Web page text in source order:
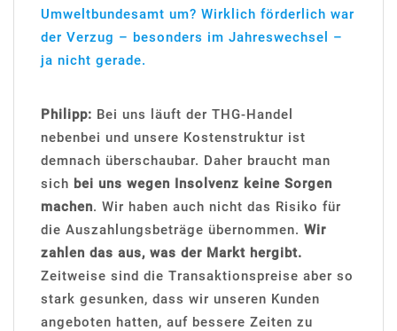
Umweltbundesamt um? Wirklich förderlich war
der Verzug – besonders im Jahreswechsel –
ja nicht gerade.
Philipp: Bei uns läuft der THG-Handel
nebenbei und unsere Kostenstruktur ist
demnach überschaubar. Daher braucht man
sich bei uns wegen Insolvenz keine Sorgen
machen. Wir haben auch nicht das Risiko für
die Auszahlungsbeträge übernommen. Wir
zahlen das aus, was der Markt hergibt.
Zeitweise sind die Transaktionspreise aber so
stark gesunken, dass wir unseren Kunden
angeboten hatten, auf bessere Zeiten zu